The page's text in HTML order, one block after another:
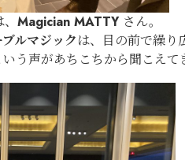
Magician MATTYさん。
ブルマジックは、目の前で繰り
う声があちこちから聞こえて